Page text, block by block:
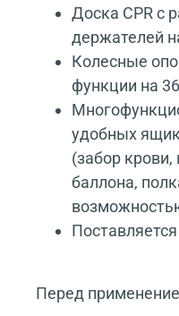
Доска CPR с
держателей
Колесные
функции на
удобных
(забор
баллона,
Перед